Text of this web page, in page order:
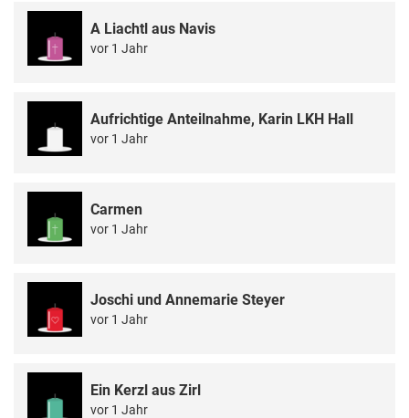
A Liachtl aus Navis
vor 1 Jahr
Aufrichtige Anteilnahme, Karin LKH Hall
vor 1 Jahr
Carmen
vor 1 Jahr
Joschi und Annemarie Steyer
vor 1 Jahr
Ein Kerzl aus Zirl
vor 1 Jahr